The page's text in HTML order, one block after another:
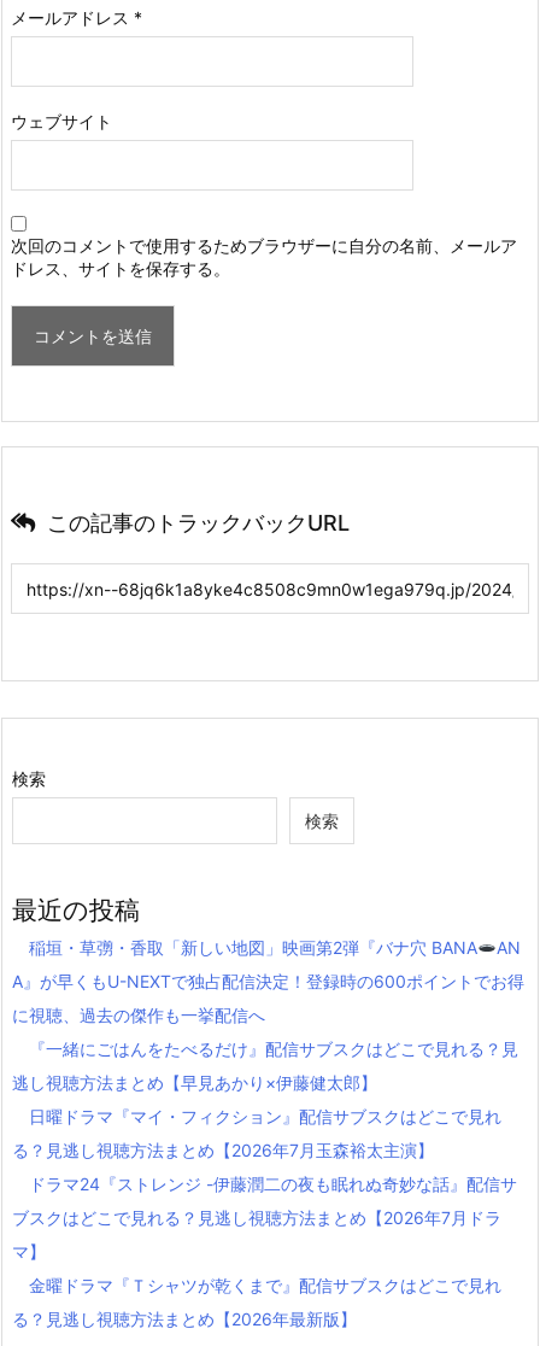
メールアドレス *
ウェブサイト
次回のコメントで使用するためブラウザーに自分の名前、メールア
ドレス、サイトを保存する。
この記事のトラックバックURL
検索
検索
最近の投稿
稲垣・草彅・香取「新しい地図」映画第2弾『バナ穴 BANA
AN
A』が早くもU-NEXTで独占配信決定！登録時の600ポイントでお得
に視聴、過去の傑作も一挙配信へ
『一緒にごはんをたべるだけ』配信サブスクはどこで見れる？見
逃し視聴方法まとめ【早見あかり×伊藤健太郎】
日曜ドラマ『マイ・フィクション』配信サブスクはどこで見れ
る？見逃し視聴方法まとめ【2026年7月玉森裕太主演】
ドラマ24『ストレンジ -伊藤潤二の夜も眠れぬ奇妙な話』配信サ
ブスクはどこで見れる？見逃し視聴方法まとめ【2026年7月ドラ
マ】
金曜ドラマ『Ｔシャツが乾くまで』配信サブスクはどこで見れ
る？見逃し視聴方法まとめ【2026年最新版】